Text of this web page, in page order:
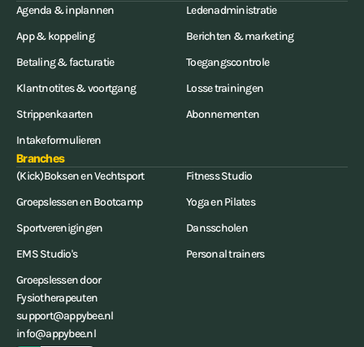
Agenda & inplannen
Ledenadministratie
App & koppeling
Berichten & marketing
Betaling & facturatie
Toegangscontrole
Klantnotites & voortgang
Losse trainingen
Strippenkaarten
Abonnementen
Intakeformulieren
Branches
(Kick)Boksen en Vechtsport
Fitness Studio
Groepslessen en Bootcamp
Yoga en Pilates
Sportverenigingen
Dansscholen
EMS Studio's
Personal trainers
Groepslessen door
Fysiotherapeuten
support@appybee.nl
info@appybee.nl